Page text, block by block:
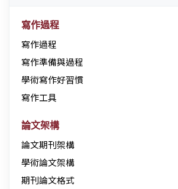
寫作過程
寫作過程
寫作準備與過程
學術寫作好習慣
寫作工具
論文架構
論文期刊架構
學術論文架構
期刊論文格式